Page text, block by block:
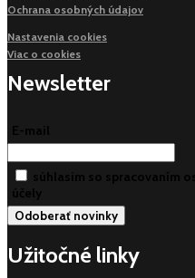
Ochrana osobných údajov
Nastavenia cookies
Viac o cookies
Newsletter
E-mail
súhlasim so spracovaním
účely
Užitočné linky